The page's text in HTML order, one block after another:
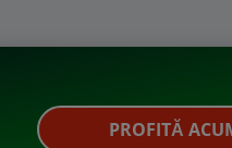
PROFITĂ